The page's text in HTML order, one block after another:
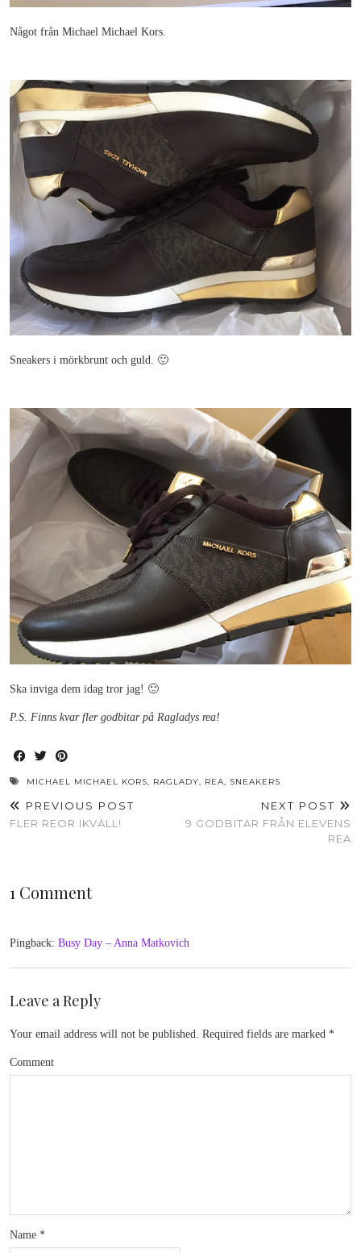
Något från Michael Michael Kors.
Sneakers i mörkbrunt och guld. 🙂
Ska inviga dem idag tror jag! 🙂
P.S. Finns kvar fler godbitar på Ragladys rea!
MICHAEL MICHAEL KORS, RAGLADY, REA, SNEAKERS
PREVIOUS POST
FLER REOR IKVÄLL!
NEXT POST
9 GODBITAR FRÅN ELEVENS
REA
1 Comment
Pingback: Busy Day – Anna Matkovich
Leave a Reply
Your email address will not be published. Required fields are marked *
Comment
Name *